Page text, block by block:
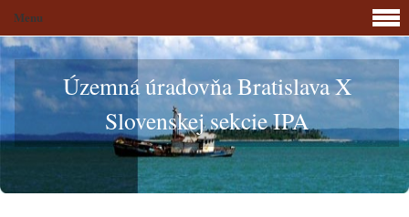
Územná úradovňa Bratislava X
Slovenskej sekcie IPA
Menu